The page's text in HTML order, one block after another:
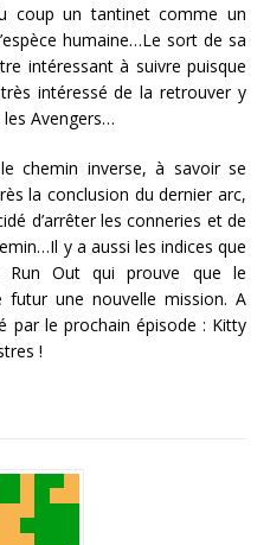
coup un tantinet comme un
humaine…Le sort de sa
intéressant à suivre puisque
intéressé de la retrouver y
Avengers…
chemin inverse, à savoir se
la conclusion du dernier arc,
d’arrêter les conneries et de
y a aussi les indices que
Out qui prouve que le
futur une nouvelle mission. A
par le prochain épisode : Kitty
!